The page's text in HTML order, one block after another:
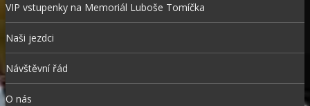
VIP vstupenky na Memoriál Luboše Tomíčka
Naši jezdci
Návštěvní řád
O nás